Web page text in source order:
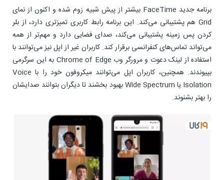
برنامه جدید FaceTime بیشتر از پیش شبیه زوم شده و اکنون از نمای
Grid هم پشتیبانی می‌کند. این برنامه رابط کاربری تمیزتری دارد، از بلر
کردن پس زمینه پشتیبانی می‌کند، صدای فضایی دارد و مهم‌تر از همه
می‌تواند تماس‌های کنفرانسی برقرار کند. کاربران غیر از اپل نیز می‌توانند با
استفاده از لینک دعوت و مرورگر وب Chrome of Edge به این سرگرمی
بپیوندند. همچنین، کاربران اپل می‌توانند میکروفون خود را با Voice
Isolation یا Wide Spectrum بهبود بخشند تا دیگران بتوانند صدایشان
را بهتر بشنوند.